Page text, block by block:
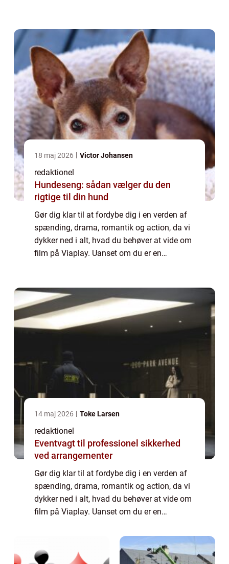
18 maj 2026 Victor Johansen
redaktionel
Hundeseng: sådan vælger du den
rigtige til din hund
Gør dig klar til at fordybe dig i en verden af
spænding, drama, romantik og action, da vi
dykker ned i alt, hvad du behøver at vide om
film på Viaplay. Uanset om du er en
14 maj 2026 Toke Larsen
redaktionel
Eventvagt til professionel sikkerhed
ved arrangementer
Gør dig klar til at fordybe dig i en verden af
spænding, drama, romantik og action, da vi
dykker ned i alt, hvad du behøver at vide om
film på Viaplay. Uanset om du er en
din fritid, er Viaplay den perfekte...